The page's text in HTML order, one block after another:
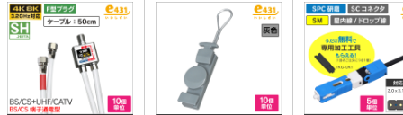
ターやラック内など、配
線スペースが限られた環
境でも効率的な配線を実
現します。 ・高精度研磨
による安定した接続性能
研磨面UPC仕様によ
り、低挿入損失・高リタ
ーンロスを実現していま
径 450mm ・高さ
径:2×3.4 mm 箱の
法:H345 x W330 x
mm